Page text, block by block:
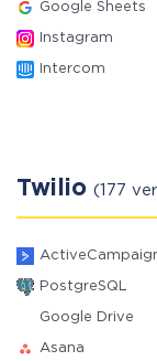
Google Sheets
Instagram
Intercom
Twilio (177
PostgreSQL
Google Drive
Asana